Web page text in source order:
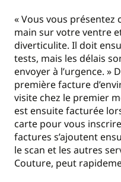
« Vous vous présentez
main sur votre ventre
diverticulite. Il doit
tests, mais les délais
envoyer à l’urgence. »
première facture
visite chez le premier
est ensuite facturée
carte pour vous inscrire
factures s’ajoutent
le scan et les autres
Couture, peut